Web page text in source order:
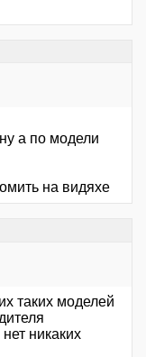
а по модели
на видяхе
таких моделей
никаких